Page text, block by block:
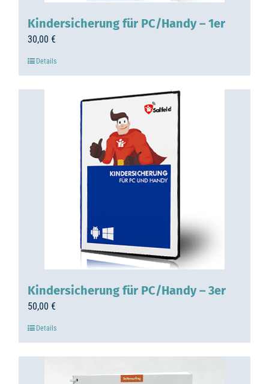
Kindersicherung für PC/Handy – 1er
30,00 €
Details
Kindersicherung für PC/Handy – 3er
50,00 €
Details